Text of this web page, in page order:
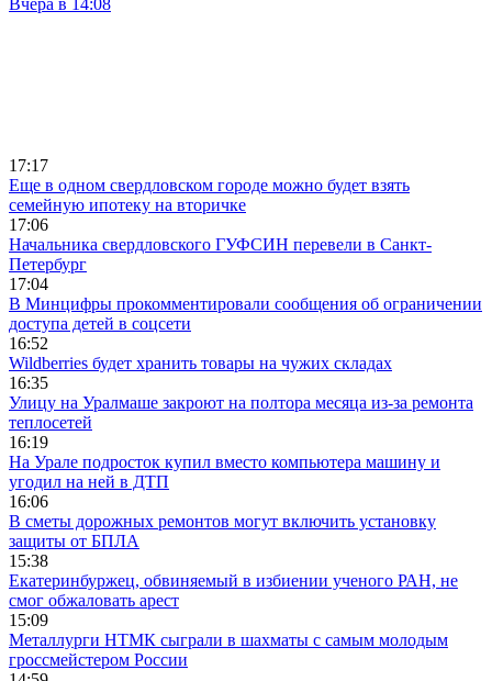
Вчера в 14:08
17:17
Еще в одном свердловском городе можно будет взять
семейную ипотеку на вторичке
17:06
Начальника свердловского ГУФСИН перевели в Санкт-
Петербург
17:04
В Минцифры прокомментировали сообщения об ограничении
доступа детей в соцсети
16:52
Wildberries будет хранить товары на чужих складах
16:35
Улицу на Уралмаше закроют на полтора месяца из-за ремонта
теплосетей
16:19
На Урале подросток купил вместо компьютера машину и
угодил на ней в ДТП
16:06
В сметы дорожных ремонтов могут включить установку
защиты от БПЛА
15:38
Екатеринбуржец, обвиняемый в избиении ученого РАН, не
смог обжаловать арест
15:09
Металлурги НТМК сыграли в шахматы с самым молодым
гроссмейстером России